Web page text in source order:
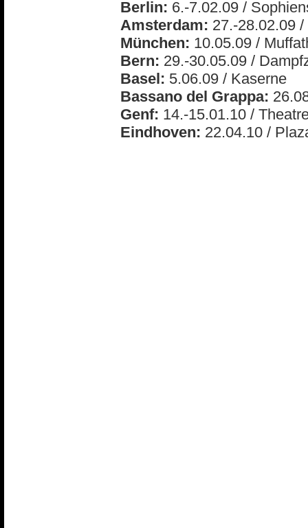
Berlin: 6.-7.02.09 /
Amsterdam: 27.-28.02.09
München: 10.05.09 /
Bern: 29.-30.05.09 /
Basel: 5.06.09 / Kaserne
Bassano del Grappa:
Genf: 14.-15.01.10 /
Eindhoven: 22.04.10 /